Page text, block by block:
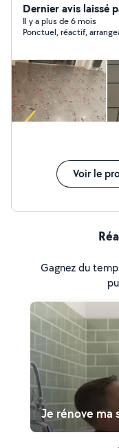
Dernier avis laissé
Il y a plus de 6 mois
Ponctuel, réactif,
Voir le
Gagnez du
Je rénove ma